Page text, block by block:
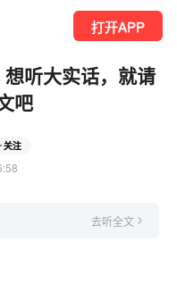
打开APP
听大实话，就请
吧
关注
去听全文